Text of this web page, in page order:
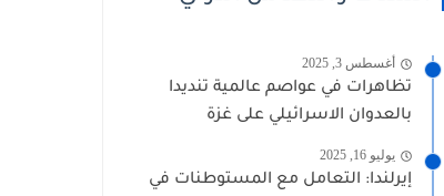
أغسطس 3, 2025
تظاهرات في عواصم عالمية تنديدا
بالعدوان الاسرائيلي على غزة
يوليو 16, 2025
إيرلندا: التعامل مع المستوطنات في